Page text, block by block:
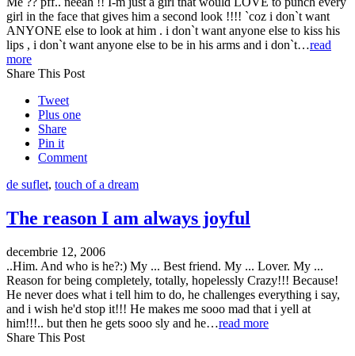
girl in the face that gives him a second look !!!! `coz i don`t want
ANYONE else to look at him . i don`t want anyone else to kiss his
lips , i don`t want anyone else to be in his arms and i don`t…read
more
Share This Post
Tweet
Plus one
Share
Pin it
Comment
de suflet, touch of a dream
The reason I am always joyful
decembrie 12, 2006
..Him. And who is he?:) My ... Best friend. My ... Lover. My ...
Reason for being completely, totally, hopelessly Crazy!!! Because!
He never does what i tell him to do, he challenges everything i say,
and i wish he'd stop it!!! He makes me sooo mad that i yell at
him!!!.. but then he gets sooo sly and he…read more
Share This Post